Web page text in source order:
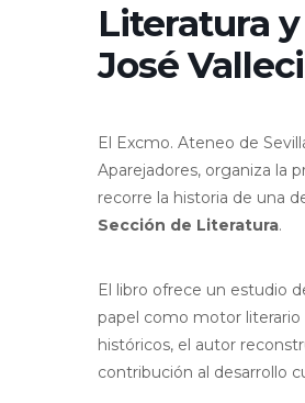
Literatura
José
El Excmo. Ateneo de
Aparejadores, organiza la
recorre la historia de una
Sección de Literatura.
El libro ofrece un estudio
papel como motor
históricos, el autor
contribución al desarrollo